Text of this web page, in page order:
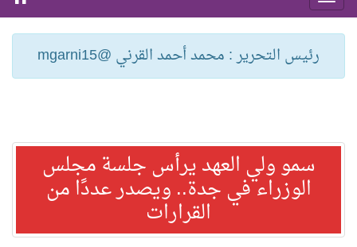
رئيس التحرير : محمد أحمد القرني @mgarni15
سمو ولي العهد يرأس جلسة مجلس
الوزراء في جدة.. ويصدر عددًا من
القرارات